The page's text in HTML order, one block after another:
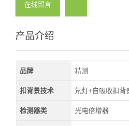
在线留言
产品介绍
品牌 精测
扣背景技术 氘灯+自吸收扣背
检测器类 光电倍增器